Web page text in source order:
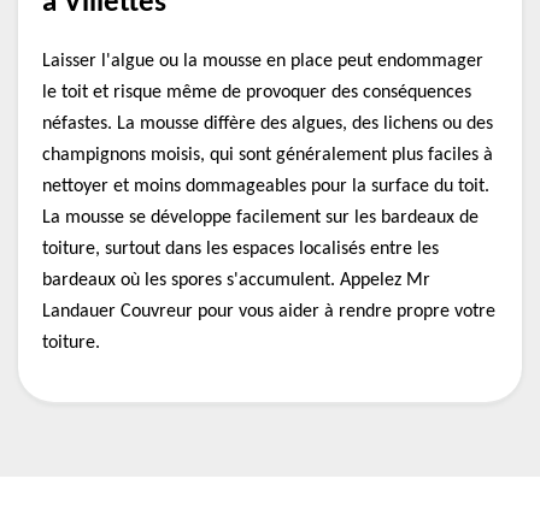
Laisser l'algue ou la mousse en place peut endommager
le toit et risque même de provoquer des conséquences
néfastes. La mousse diffère des algues, des lichens ou des
champignons moisis, qui sont généralement plus faciles à
nettoyer et moins dommageables pour la surface du toit.
La mousse se développe facilement sur les bardeaux de
toiture, surtout dans les espaces localisés entre les
bardeaux où les spores s'accumulent. Appelez Mr
Landauer Couvreur pour vous aider à rendre propre votre
toiture.